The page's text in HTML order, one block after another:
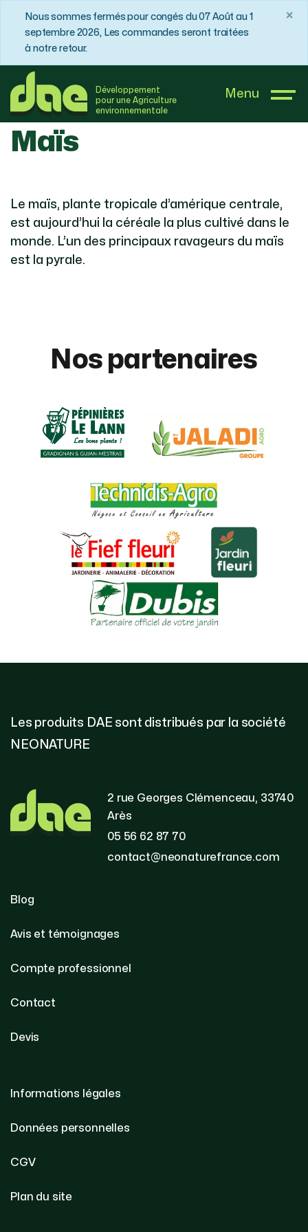
Nous sommes fermés pour congés du 07 Août au 1
septembre 2026, Les commandes seront traitées
à notre retour.
×
Développement
pour une Agriculture
environnementale
Menu
DAE France Boutique Maïs
Maïs
Le maïs, plante tropicale d’amérique centrale,
est aujourd’hui la céréale la plus cultivé dans le
monde. L’un des principaux ravageurs du maïs
est la pyrale.
Nos partenaires
Les produits DAE sont distribués par la société
NEONATURE
2 rue Georges Clémenceau, 33740
Arès
05 56 62 87 70
contact@neonaturefrance.com
Blog
Avis et témoignages
Compte professionnel
Contact
Devis
Informations légales
Données personnelles
CGV
Plan du site